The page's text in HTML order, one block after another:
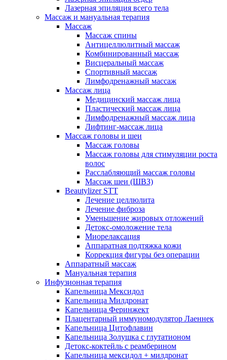
Лазерная эпиляция всего тела
Массаж и мануальная терапия
Массаж
Массаж спины
Антицеллюлитный массаж
Комбинированный массаж
Висцеральный массаж
Спортивный массаж
Лимфодренажный массаж
Массаж лица
Медицинский массаж лица
Пластический массаж лица
Лимфодренажный массаж лица
Лифтинг-массаж лица
Массаж головы и шеи
Массаж головы
Массаж головы для стимуляции роста
волос
Расслабляющий массаж головы
Массаж шеи (ШВЗ)
Beautylizer STT
Лечение целлюлита
Лечение фиброза
Уменьшение жировых отложений
Детокс-омоложение тела
Миорелаксация
Аппаратная подтяжка кожи
Коррекция фигуры без операции
Аппаратный массаж
Мануальная терапия
Инфузионная терапия
Капельница Мексидол
Капельница Милдронат
Капельница Феринжект
Плацентарный иммуномодулятор Лаеннек
Капельница Цитофлавин
Капельница Золушка с глутатионом
Детокс-коктейль с реамберином
Капельница мексидол + милдронат